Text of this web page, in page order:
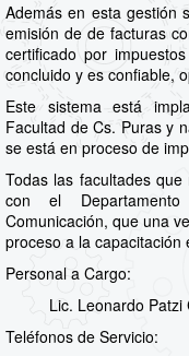
Además en esta gestión
emisión de de facturas
certificado por
concluido y es confiable,
Este sistema está
Facultad de Cs. Puras y
se está en proceso de
Todas las facultades
con el
Comunicación, que una
proceso a la capacitación
Personal a Cargo:
Lic. Leonardo
Teléfonos de Servicio: